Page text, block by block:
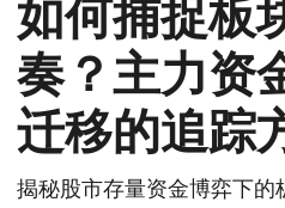
如何捕捉板
奏？主力资
迁移的追踪
揭秘股市存量资金博弈下的